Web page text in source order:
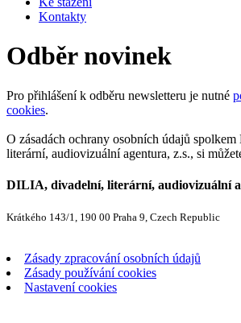
Kontakty
Odběr novinek
Pro přihlášení k odběru newsletteru je nutné
cookies.
O zásadách ochrany osobních údajů
literární, audiovizuální agentura, z.s., si
DILIA, divadelní, literární, audiovizuální
Krátkého 143/1, 190 00 Praha 9, Czech Republic
Zásady zpracování osobních údajů
Zásady používání cookies
Nastavení cookies